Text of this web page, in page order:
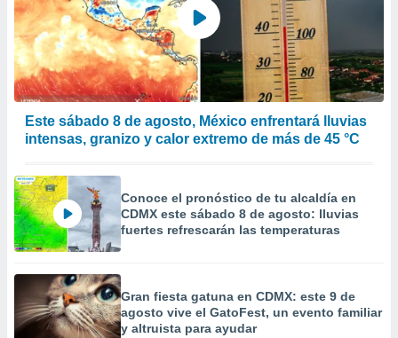
Este sábado 8 de agosto, México enfrentará lluvias
intensas, granizo y calor extremo de más de 45 °C
Conoce el pronóstico de tu alcaldía en
CDMX este sábado 8 de agosto: lluvias
fuertes refrescarán las temperaturas
Gran fiesta gatuna en CDMX: este 9 de
agosto vive el GatoFest, un evento familiar
y altruista para ayudar